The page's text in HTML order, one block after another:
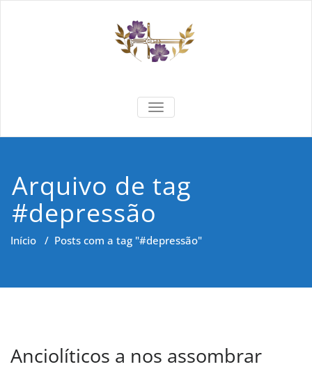
Saber
Cidadania e Dignidade Humana
TOGGLE NAVIGATION
Arquivo de tag
#depressão
Início / Posts com a tag "#depressão"
Anciolíticos a nos assombrar